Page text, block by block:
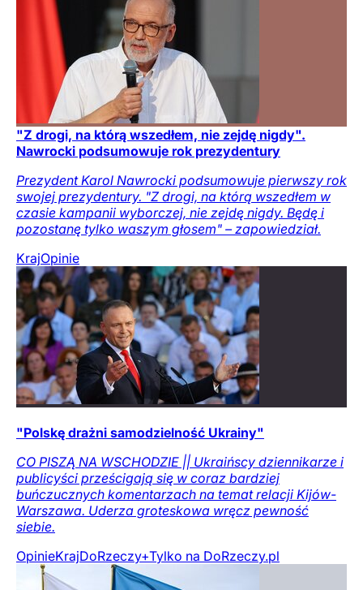
"Z drogi, na którą wszedłem, nie zejdę nigdy".
Nawrocki podsumowuje rok prezydentury
Prezydent Karol Nawrocki podsumowuje pierwszy rok
swojej prezydentury. "Z drogi, na którą wszedłem w
czasie kampanii wyborczej, nie zejdę nigdy. Będę i
pozostanę tylko waszym głosem" – zapowiedział.
KrajOpinie
"Polskę drażni samodzielność Ukrainy"
CO PISZĄ NA WSCHODZIE || Ukraińscy dziennikarze i
publicyści prześcigają się w coraz bardziej
buńczucznych komentarzach na temat relacji Kijów-
Warszawa. Uderza groteskowa wręcz pewność
siebie.
OpinieKrajDoRzeczy+Tylko na DoRzeczy.pl